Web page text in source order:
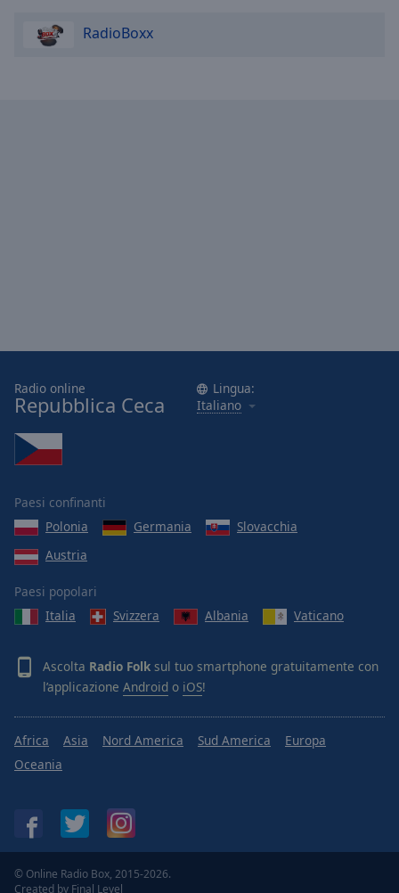
RadioBoxx
Radio online
Repubblica Ceca
Lingua:
Italiano
Paesi confinanti
Polonia
Germania
Slovacchia
Austria
Paesi popolari
Italia
Svizzera Albania Vaticano
Ascolta Radio Folk sul tuo smartphone gratuitamente con
l’applicazione Android o iOS!
Africa Asia Nord America Sud America
Europa
Oceania
© Online Radio Box, 2015-2026.
Created by Final Level